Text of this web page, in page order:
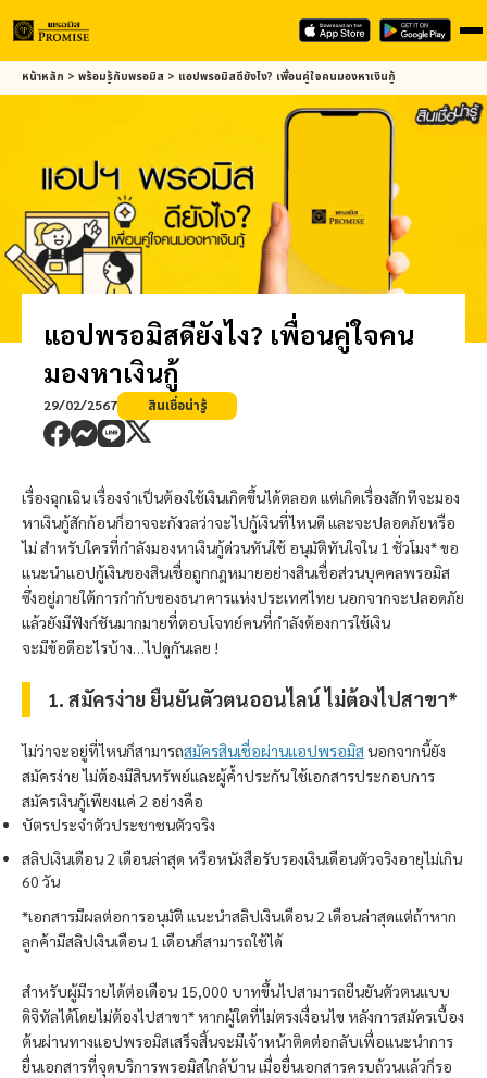
Skip
to
หน้าหลัก > พร้อมรู้กับพรอมิส > แอปพรอมิสดียังไง? เพื่อนคู่ใจคนมองหาเงินกู้
แอปพรอมิสดียังไง? เพื่อนคู่ใจคน
มองหาเงินกู้
29/02/2567 สินเชื่อน่ารู้
เรื่องฉุกเฉิน เรื่องจำเป็นต้องใช้เงินเกิดขึ้นได้ตลอด แต่เกิดเรื่องสักทีจะมอง
หาเงินกู้สักก้อนก็อาจจะกังวลว่าจะไปกู้เงินที่ไหนดี และจะปลอดภัยหรือ
ไม่ สำหรับใครที่กำลังมองหาเงินกู้ด่วนทันใช้ อนุมัติทันใจใน 1 ชั่วโมง* ขอ
แนะนำแอปกู้เงินของสินเชื่อถูกกฎหมายอย่างสินเชื่อส่วนบุคคลพรอมิส
ซึ่งอยู่ภายใต้การกำกับของธนาคารแห่งประเทศไทย นอกจากจะปลอดภัย
แล้วยังมีฟังก์ชันมากมายที่ตอบโจทย์คนที่กำลังต้องการใช้เงิน
จะมีข้อดีอะไรบ้าง…ไปดูกันเลย !
1. สมัครง่าย ยืนยันตัวตนออนไลน์ ไม่ต้องไปสาขา*
ไม่ว่าจะอยู่ที่ไหนก็สามารถสมัครสินเชื่อผ่านแอปพรอมิสนอกจากนี้ยัง
สมัครง่าย ไม่ต้องมีสินทรัพย์และผู้ค้ำประกัน ใช้เอกสารประกอบการ
สมัครเงินกู้เพียงแค่ 2 อย่างคือ
บัตรประจำตัวประชาชนตัวจริง
สลิปเงินเดือน 2 เดือนล่าสุด หรือหนังสือรับรองเงินเดือนตัวจริงอายุไม่เกิน
60 วัน
*เอกสารมีผลต่อการอนุมัติ แนะนำสลิปเงินเดือน 2 เดือนล่าสุดแต่ถ้าหาก
ลูกค้ามีสลิปเงินเดือน 1 เดือนก็สามารถใช้ได้
สำหรับผู้มีรายได้ต่อเดือน 15,000 บาทขึ้นไปสามารถยืนยันตัวตนแบบ
ดิจิทัลได้โดยไม่ต้องไปสาขา* หากผู้ใดที่ไม่ตรงเงื่อนไข หลังการสมัครเบื้อง
ต้นผ่านทางแอปพรอมิสเสร็จสิ้นจะมีเจ้าหน้าติดต่อกลับเพื่อแนะนำการ
ยื่นเอกสารที่จุดบริการพรอมิสใกล้บ้าน เมื่อยื่นเอกสารครบถ้วนแล้วก็รอ